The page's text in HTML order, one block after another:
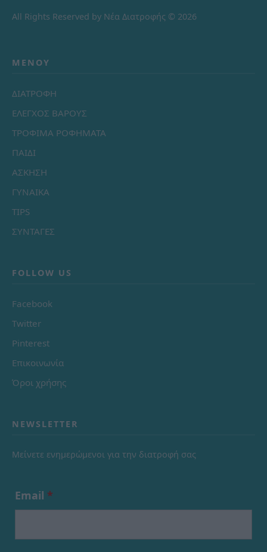
All Rights Reserved by Νέα Διατροφής © 2026
ΜΕΝΟΎ
ΔΙΑΤΡΟΦΗ
ΕΛΕΓΧΟΣ ΒΑΡΟΥΣ
ΤΡΟΦΙΜΑ ΡΟΦΗΜΑΤΑ
ΠΑΙΔΙ
ΑΣΚΗΣΗ
ΓΥΝΑΙΚΑ
TIPS
ΣΥΝΤΑΓΕΣ
FOLLOW US
Facebook
Twitter
Pinterest
Επικοινωνία
Όροι χρήσης
NEWSLETTER
Μείνετε ενημερώμενοι για την διατροφή σας
Email *